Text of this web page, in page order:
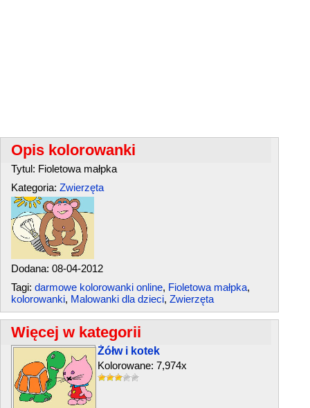
Opis kolorowanki
Tytul: Fioletowa małpka
Kategoria: Zwierzęta
Dodana: 08-04-2012
Tagi: darmowe kolorowanki online, Fioletowa małpka,
kolorowanki, Malowanki dla dzieci, Zwierzęta
Więcej w kategorii
Żółw i kotek
Kolorowane: 7,974x